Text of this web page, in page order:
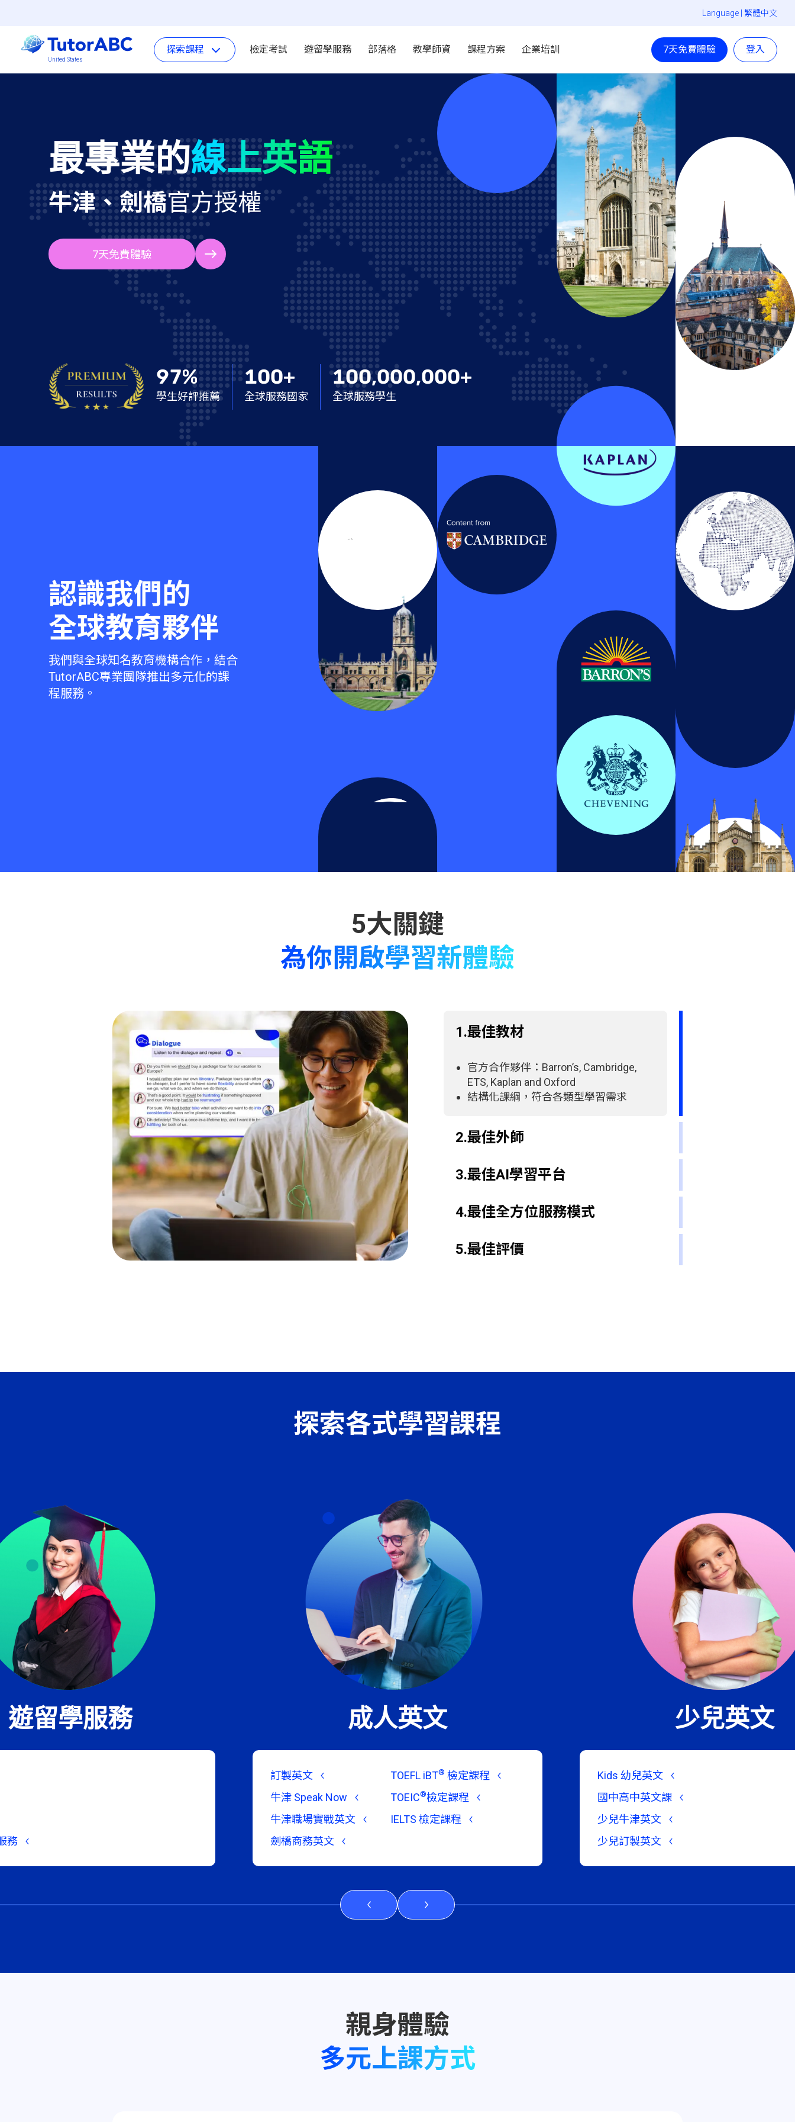
Language | 繁體中文
United States
探索課程 檢定考試 遊留學服務 部落格 教學師資 課程方案 企業培訓 7天免費體驗 登入
最專業的線上英語
牛津、劍橋官方授權
7天免費體驗
97%
學生好評推薦
100+
全球服務國家
100,000,000+
全球服務學生
認識我們的
全球教育夥伴
我們與全球知名教育機構合作，結合
TutorABC專業團隊推出多元化的課
程服務。
為你開啟學習新體驗
1.最佳教材
官方合作夥伴：Barron’s, Cambridge,
ETS, Kaplan and Oxford
結構化課綱，符合各類型學習需求
2.最佳外師
3.最佳AI學習平台
4.最佳全方位服務模式
®
5.最佳評價
探索各式學習課程
遊留學服務
務
成人英文
訂製英文
牛津 Speak Now
牛津職場實戰英文
劍橋商務英文
TOEFL iBT® 檢定課程
TOEIC®檢定課程
IELTS 檢定課程
少兒英文
Kids 幼兒英文
國中高中英文課
少兒牛津英文
少兒訂製英文
多元上課方式